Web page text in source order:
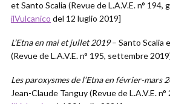
et Santo Scalia (Revue de L.A.V.E. n° 194,
ilVulcanico del 12 luglio 2019]
L’Etna en mai et jullet 2019– Santo Scalia
(Revue de L.A.V.E. n° 195, settembre
Les paroxysmes de l’Etna en février-mars
Jean-Claude Tanguy (Revue de L.A.V.E.